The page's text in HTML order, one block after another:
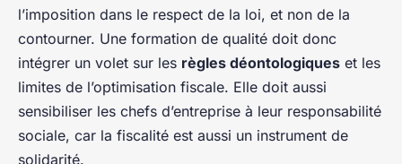
l’imposition dans le respect de la loi, et non de la
contourner. Une formation de qualité doit donc
intégrer un volet sur les règles déontologiques et les
limites de l’optimisation fiscale. Elle doit aussi
sensibiliser les chefs d’entreprise à leur responsabilité
sociale, car la fiscalité est aussi un instrument de
solidarité.